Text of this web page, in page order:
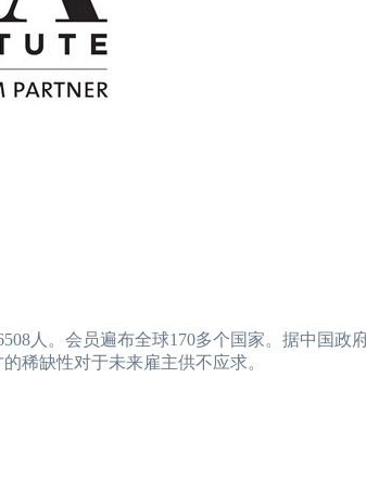
人。会员遍布全球170多个国家。据中国政
稀缺性对于未来雇主供不应求。